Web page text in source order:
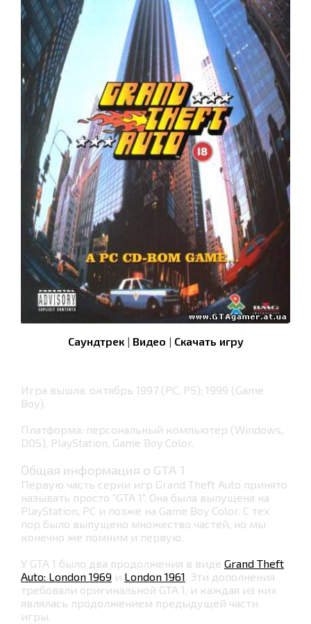
Саундтрек| Видео | Скачать игру
Игра вышла: октябрь 1997 (PC, PS); 1999 (Game
Boy).
Платформа: персональный компьютер (Windows,
DOS), PlayStation, Game Boy Color.
Общая информация о GTA 1
Первую часть серии игр Grand Theft Auto принято
называть просто "GTA 1". Она была выпущена на
PlayStation, PC и позже на Game Boy Color. С тех
пор было выпущено множество частей, но мы
конечно же помним и первую.
У GTA 1 было два продолжения в виде Grand Theft
Auto: London 1969 и London 1961. Эти дополнения
требовали оригинальной GTA 1, и каждая из них
являлась продолжением предыдущей части
игры.